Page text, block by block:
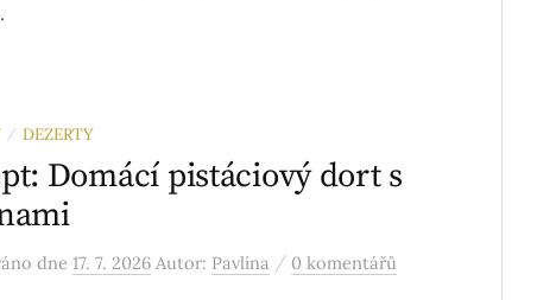
/ DEZERTY
Domácí pistáciový dort s
dne 17. 7. 2026 Autor: Pavlína / 0 komentářů